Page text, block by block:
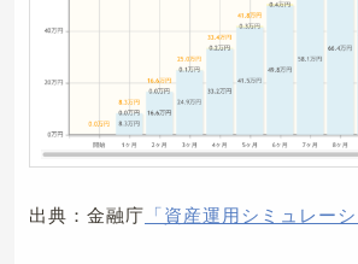
出典：金融庁 「資産運用シミュレーシ